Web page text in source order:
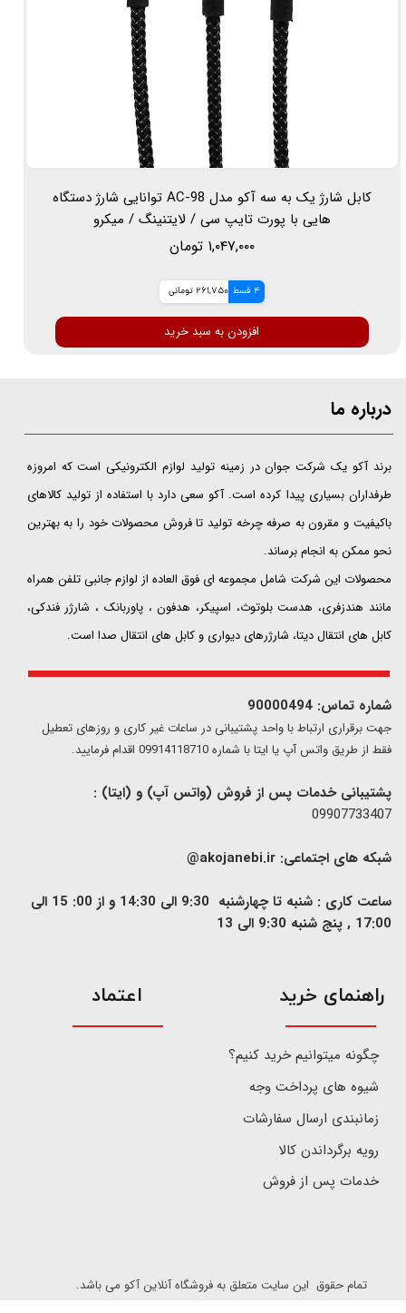
کابل شارژ یک به سه آکو مدل AC-98 توانایی شارژ دستگاه
هایی با پورت تایپ سی / لایتنینگ / میکرو
۱,۰۴۷,۰۰۰ تومان
4 قسط 261,750 تومانی
افزودن به سبد خرید
درباره ما
​​​​​​​برند آکو یک شرکت جوان در زمینه تولید لوازم الکترونیکی است که امروزه
طرفداران بسیاری پیدا کرده است. آکو سعی دارد با استفاده از تولید کالاهای
باکیفیت و مقرون به صرفه چرخه تولید تا فروش محصولات خود را به بهترین
نحو ممکن به انجام برساند.
محصولات این شرکت شامل مجموعه ای فوق العاده از لوازم جانبی تلفن همراه
مانند هندزفری، هدست بلوتوث، اسپیکر، هدفون ، پاوربانک ، شارژر فندکی،
کابل های انتقال دیتا، شارژرهای دیواری و کابل های انتقال صدا است.
شماره تماس: 90000494
​​جهت برقراری ارتباط با واحد پشتیبانی در ساعات غیر کاری و روزهای تعطیل
فقط از طریق واتس آپ یا ایتا با شماره 09914118710 اقدام فرمایید.
پشتیبانی خدمات پس از فروش (واتس آپ) و (ایتا) :
09907733407
شبکه های اجتماعی: akojanebi.ir@
ساعت کاری : شنبه تا چهارشنبه 9:30 الی 14:30 و از 00: 15 الی
17:00 , پنج شنبه 9:30 الی 13
​راهنمای خرید
چگونه میتوانیم خرید کنیم؟
شیوه های پرداخت وجه
زمانبندی ارسال سفارشات
رویه برگرداندن کالا
خدمات پس از فروش
تمام حقوق این سایت متعلق به فروشگاه آنلاین آکو می باشد.
اعتماد